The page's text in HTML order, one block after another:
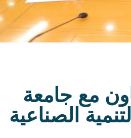
مع جامعة
الصناعية